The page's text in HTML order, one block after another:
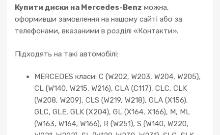
Купити диски на Mercedes-Benz можна,
оформивши замовлення на нашому сайті або за
телефонами, вказаними в розділі «Контакти».
Підходять на такі автомобілі:
MERCEDES класи: C (W202, W203, W204, W205),
CL (W140, W215, W216), CLA (C117), CLC, CLK
(W208, W209), CLS (W219, W218), GLA (X156),
GLC, GLE, GLK (X204), GL (X164, X166), M, ML
(W163, W164, W166), R (W251), S (W140, W220,